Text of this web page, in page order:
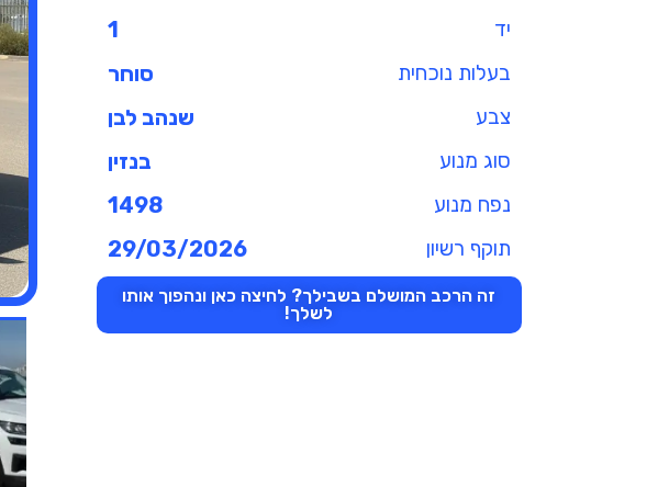
יד 1
בעלות נוכחית סוחר
צבע שנהב לבן
סוג מנוע בנזין
נפח מנוע 1498
תוקף רשיון 29/03/2026
זה הרכב המושלם בשבילך? לחיצה כאן ונהפוך אותו
לשלך!